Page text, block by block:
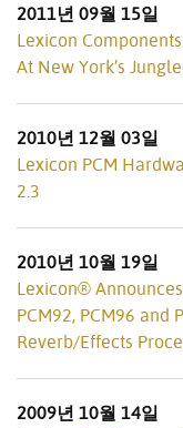
2011년 09월 15일
Lexicon
At New York’s
2010년 12월 03일
Lexicon PCM
2.3
2010년 10월 19일
Lexicon®
PCM92, PCM96 and
Reverb/Effects
2009년 10월 14일